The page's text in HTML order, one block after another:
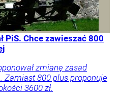
PiS. Chce zawieszać 800
zmianę zasad
Zamiast 800 plus proponuje
3600 zł.